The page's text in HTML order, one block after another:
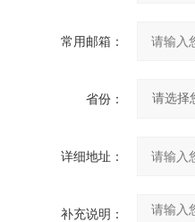
常用邮箱：
省份：
详细地址：
补充说明：